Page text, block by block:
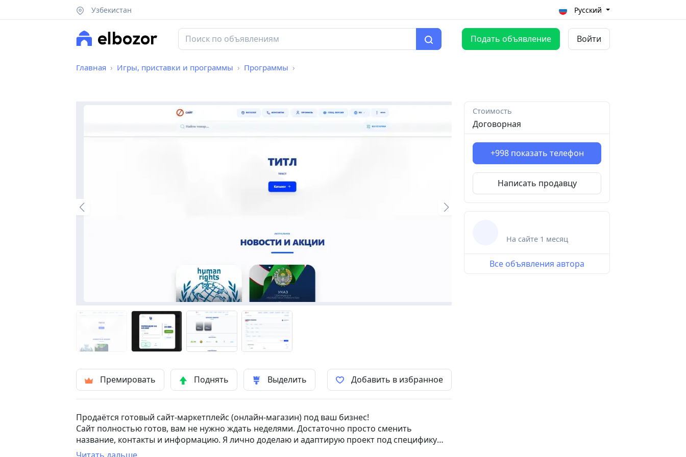
Узбекистан Русский
Подать объявление Войти
Главная Игры, приставки и программы Программы
Премировать Поднять Выделить Добавить в избранное
Продаётся готовый сайт-маркетплейс (онлайн-магазин) под ваш бизнес!
Сайт полностью готов, вам не нужно ждать неделями. Достаточно просто сменить
название, контакты и информацию. Я лично доделаю и адаптирую проект под специфику
вашего бизнеса всего за несколько часов, и это уже входит в стоимость ,это значит сайт
Стоимость
Договорная
+998 показать телефон
Написать продавцу
На сайте 1 месяц
Все объявления автора